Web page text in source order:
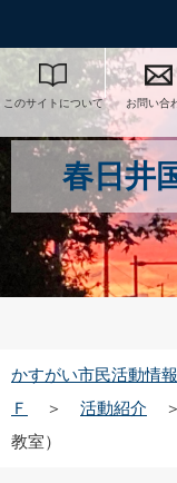
このサイトについて お問い合
春日井
かすがい市民活動情
Ｆ
＞ 活動紹介 ＞
教室）